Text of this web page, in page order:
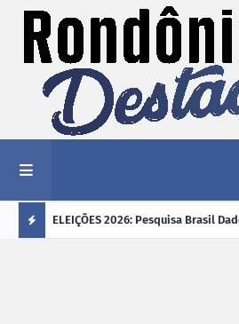
a mais ELEIÇÕES 2026: Pesquisa Brasil